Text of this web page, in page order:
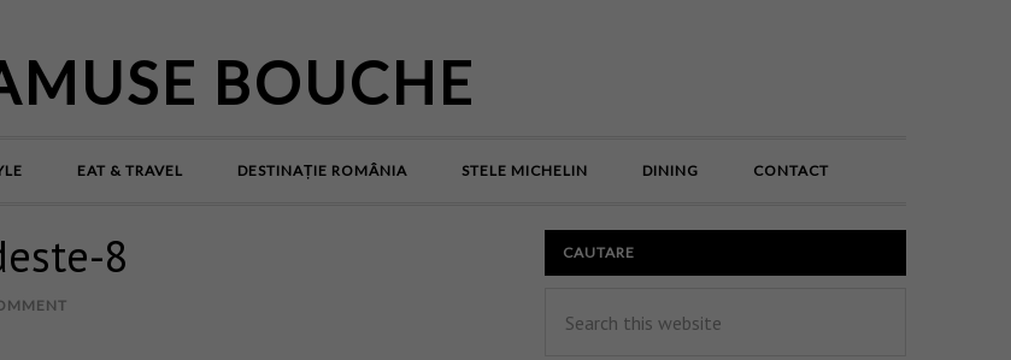
BOUCHE
EAT & TRAVEL DESTINAȚIE ROMÂNIA STELE MICHELIN DINING CONTACT
8 CAUTARE